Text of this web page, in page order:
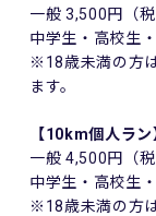
一般 3,500円（
中学生・高校生
※18歳未満の方
ます。
【10km個人ラン
一般 4,500円（
中学生・高校生
※18歳未満の方